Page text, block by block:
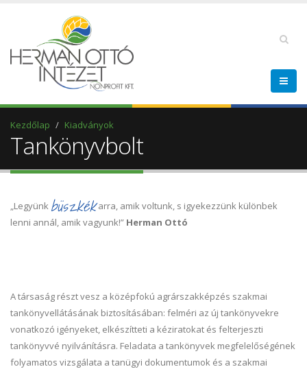
Kezdőlap Kiadványok
Tankönyvbolt
„Legyünk büszkékarra, amik voltunk, s igyekezzünk különbek
lenni annál, amik vagyunk!” Herman Ottó
A társaság részt vesz a középfokú agrárszakképzés szakmai
tankönyvellátásának biztosításában: felméri az új tankönyvekre
vonatkozó igényeket, elkészítteti a kéziratokat és felterjeszti
tankönyvvé nyilvánításra. Feladata a tankönyvek megfelelőségének
folyamatos vizsgálata a tanügyi dokumentumok és a szakmai